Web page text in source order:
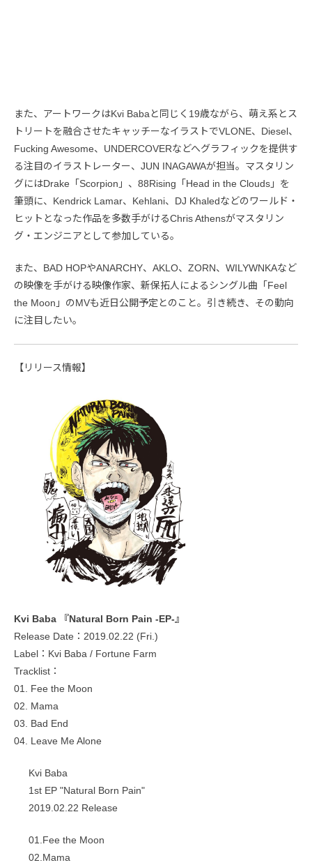
また、アートワークはKvi Babaと同じく19歳ながら、萌え系とス
トリートを融合させたキャッチーなイラストでVLONE、Diesel、
Fucking Awesome、UNDERCOVERなどへグラフィックを提供す
る注目のイラストレーター、JUN INAGAWAが担当。マスタリン
グにはDrake「Scorpion」、88Rising「Head in the Clouds」を
筆頭に、Kendrick Lamar、Kehlani、DJ Khaledなどのワールド・
ヒットとなった作品を多数手がけるChris Athensがマスタリン
グ・エンジニアとして参加している。
また、BAD HOPやANARCHY、AKLO、ZORN、WILYWNKAなど
の映像を手がける映像作家、新保拓人によるシングル曲「Feel
the Moon」のMVも近日公開予定とのこと。引き続き、その動向
に注目したい。
【リリース情報】
Kvi Baba 『Natural Born Pain -EP-』
Release Date：2019.02.22 (Fri.)
Label：Kvi Baba / Fortune Farm
Tracklist：
01. Fee the Moon
02. Mama
03. Bad End
04. Leave Me Alone
Kvi Baba
1st EP "Natural Born Pain"
2019.02.22 Release
01.Fee the Moon
02.Mama